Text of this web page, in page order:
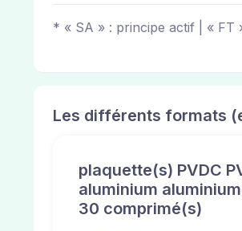
* « SA » : principe actif | « FT
Les différents formats
plaquette(s) PVDC
aluminium
30 comprimé(s)